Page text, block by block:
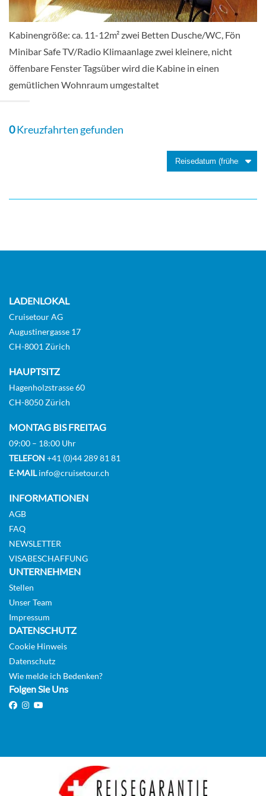
Kabinengröße: ca. 11-12m² zwei Betten Dusche/WC, Fön
Minibar Safe TV/Radio Klimaanlage zwei kleinere, nicht
öffenbare Fenster Tagsüber wird die Kabine in einen
gemütlichen Wohnraum umgestaltet
0Kreuzfahrten gefunden
LADENLOKAL
Cruisetour AG
Augustinergasse 17
CH-8001 Zürich
HAUPTSITZ
Hagenholzstrasse 60
CH-8050 Zürich
MONTAG BIS FREITAG
09:00 – 18:00 Uhr
TELEFON +41 (0)44 289 81 81
E-MAILinfo@cruisetour.ch
INFORMATIONEN
AGB
FAQ
NEWSLETTER
VISABESCHAFFUNG
UNTERNEHMEN
Stellen
Unser Team
Impressum
DATENSCHUTZ
Cookie Hinweis
Datenschutz
Wie melde ich Bedenken?
Folgen Sie Uns